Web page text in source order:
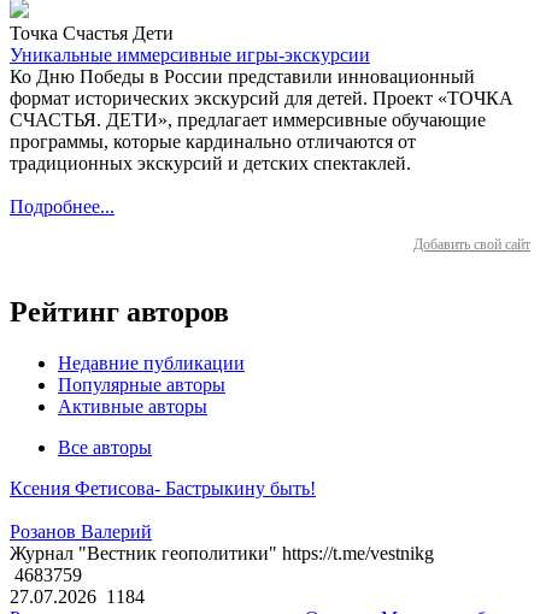
Точка Счастья Дети
Уникальные иммерсивные игры-экскурсии
Ко Дню Победы в России представили инновационный
формат исторических экскурсий для детей. Проект «ТОЧКА
СЧАСТЬЯ. ДЕТИ», предлагает иммерсивные обучающие
программы, которые кардинально отличаются от
традиционных экскурсий и детских спектаклей.
Подробнее...
Добавить свой сайт
Рейтинг авторов
Недавние публикации
Популярные авторы
Активные авторы
Все авторы
Ксения Фетисова- Бастрыкину быть!
Розанов Валерий
Журнал "Вестник геополитики" https://t.me/vestnikg
4683759
27.07.2026 1184